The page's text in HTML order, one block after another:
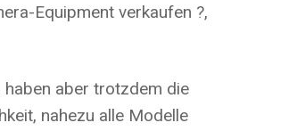
Equipment verkaufen ?,
haben aber trotzdem die
nahezu alle Modelle